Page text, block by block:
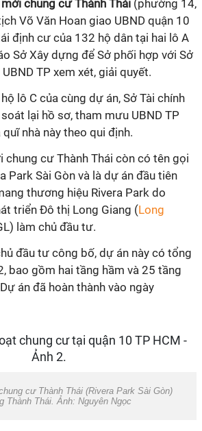
chung cư Thành Thái (phường 14,
Võ Văn Hoan giao UBND quận 10
định cư của 132 hộ dân tại hai lô A
Sở Xây dựng để Sở phối hợp với Sở
TP xem xét, giải quyết.
lô C của cùng dự án, Sở Tài chính
lại hồ sơ, tham mưu UBND TP
nhà này theo qui định.
chung cư Thành Thái còn có tên gọi
Park Sài Gòn và là dự án đầu tiên
thương hiệu Rivera Park do
triển Đô thị Long Giang (Long
làm chủ đầu tư.
đầu tư công bố, dự án này có tổng
bao gồm hai tầng hầm và 25 tầng
án đã hoàn thành vào ngày
cư Thành Thái (Rivera Park Sài Gòn)
Thành Thái. Ảnh: Nguyên Ngọc